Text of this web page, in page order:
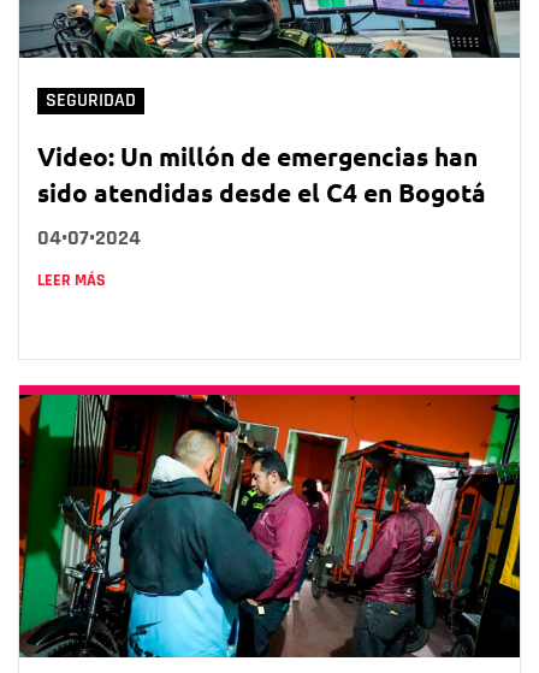
SEGURIDAD
Video: Un millón de emergencias han
sido atendidas desde el C4 en Bogotá
04•07•2024
LEER MÁS